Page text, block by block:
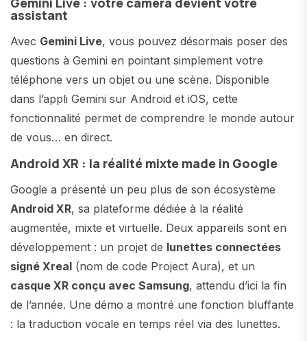
assistant
Avec Gemini Live, vous pouvez désormais poser des
questions à Gemini en pointant simplement votre
téléphone vers un objet ou une scène. Disponible
dans l’appli Gemini sur Android et iOS, cette
fonctionnalité permet de comprendre le monde autour
de vous… en direct.
Android XR : la réalité mixte made in Google
Google a présenté un peu plus de son écosystème
Android XR, sa plateforme dédiée à la réalité
augmentée, mixte et virtuelle. Deux appareils sont en
développement : un projet de lunettes connectées
signé Xreal (nom de code Project Aura), et un
casque XR conçu avec Samsung, attendu d’ici la fin
de l’année. Une démo a montré une fonction bluffante
: la traduction vocale en temps réel via des lunettes.